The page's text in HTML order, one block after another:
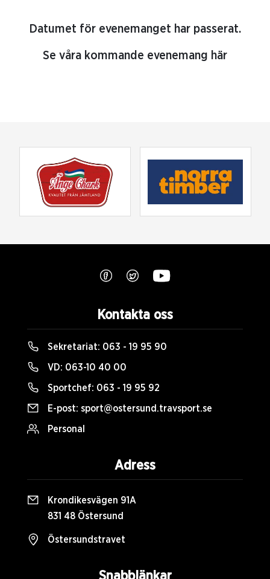
Datumet för evenemanget har passerat.
Se våra kommande evenemang här
Snabblänkar
Kontakta oss
Sekretariat: 063 - 19 95 90
VD: 063-10 40 00
Sportchef: 063 - 19 95 92
E-post: sport@ostersund.travsport.se
Personal
Adress
Krondikesvägen 91A
831 48 Östersund
Östersundstravet